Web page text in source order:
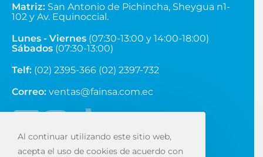
Matriz: San Antonio de Pichincha, Sheygua n1-
102 y Av. Equinoccial.
Lunes - Viernes (07:30-13:00 y 14:00-18:00)
Sábados (07:30-13:00)
Telf: (02) 2395-366 (02) 2397-732
Correo: ventas@fainsa.com.ec
Al continuar utilizando este sitio web,
acepta el uso de cookies de acuerdo con